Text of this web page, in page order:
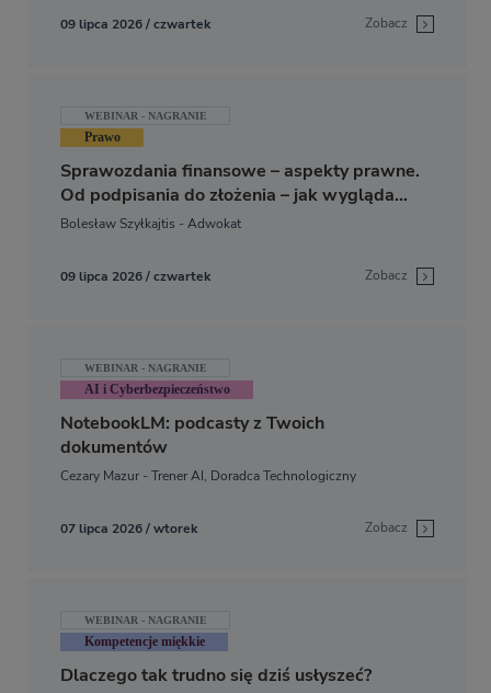
09 lipca 2026 / czwartek Zobacz
WEBINAR - NAGRANIE
Prawo
Sprawozdania finansowe – aspekty prawne.
Od podpisania do złożenia – jak wygląda
poprawna procedura, o czym należy pamiętać
Bolesław Szyłkajtis - Adwokat
09 lipca 2026 / czwartek Zobacz
WEBINAR - NAGRANIE
AI i Cyberbezpieczeństwo
NotebookLM: podcasty z Twoich
dokumentów
Cezary Mazur - Trener AI, Doradca Technologiczny
07 lipca 2026 / wtorek Zobacz
WEBINAR - NAGRANIE
Kompetencje miękkie
Dlaczego tak trudno się dziś usłyszeć?